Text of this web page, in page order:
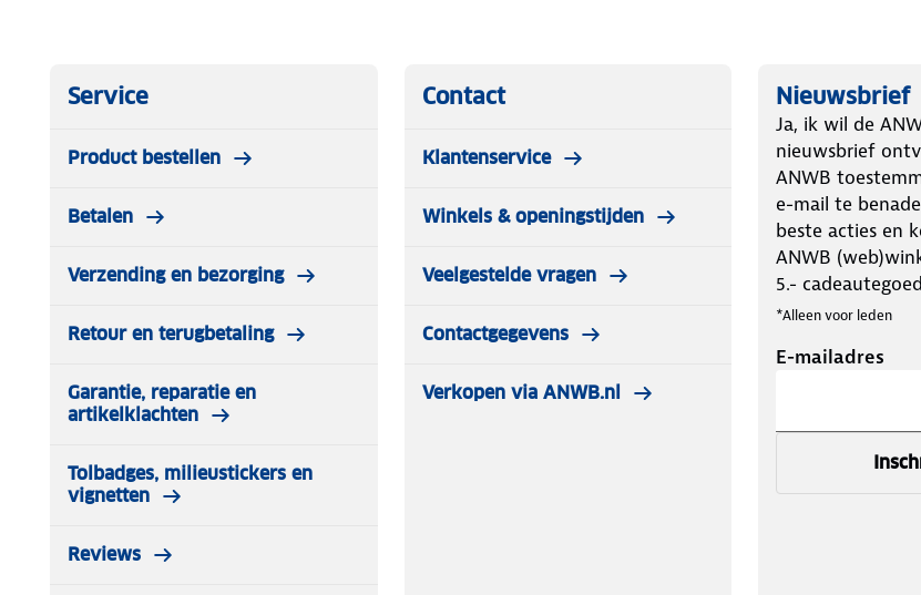
Service
Product bestellen
Betalen
Verzending en bezorging
Retour en terugbetaling
Garantie, reparatie en
artikelklachten
Tolbadges, milieustickers en
vignetten
Reviews
Contact
Klantenservice
Winkels & openingstijden
Veelgestelde vragen
Contactgegevens
Verkopen via ANWB.nl
Nieuwsbrief
Ja, ik wil de
nieuwsbrief
ANWB
e-mail te
beste acties en
ANWB
5.-
*Alleen voor leden
E-mailadres